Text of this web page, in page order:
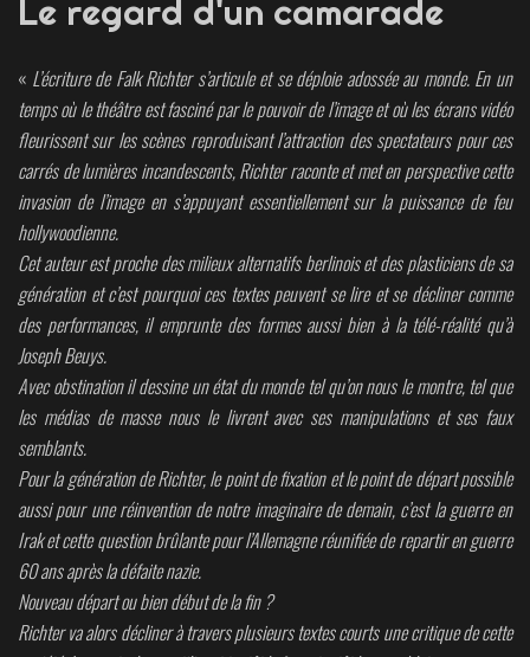
Le regard d'un camarade
« L’écriture de Falk Richter s’articule et se déploie adossée au monde. En un
temps où le théâtre est fasciné par le pouvoir de l’image et où les écrans vidéo
fleurissent sur les scènes reproduisant l’attraction des spectateurs pour ces
carrés de lumières incandescents, Richter raconte et met en perspective cette
invasion de l’image en s’appuyant essentiellement sur la puissance de feu
hollywoodienne.
Cet auteur est proche des milieux alternatifs berlinois et des plasticiens de sa
génération et c’est pourquoi ces textes peuvent se lire et se décliner comme
des performances, il emprunte des formes aussi bien à la télé-réalité qu’à
Joseph Beuys.
Avec obstination il dessine un état du monde tel qu’on nous le montre, tel que
les médias de masse nous le livrent avec ses manipulations et ses faux
semblants.
Pour la génération de Richter, le point de fixation et le point de départ possible
aussi pour une réinvention de notre imaginaire de demain, c’est la guerre en
Irak et cette question brûlante pour l’Allemagne réunifiée de repartir en guerre
60 ans après la défaite nazie.
Nouveau départ ou bien début de la fin ?
Richter va alors décliner à travers plusieurs textes courts une critique de cette